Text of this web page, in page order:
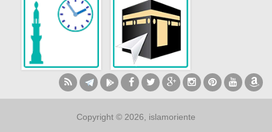
Copyright © 2026, islamoriente